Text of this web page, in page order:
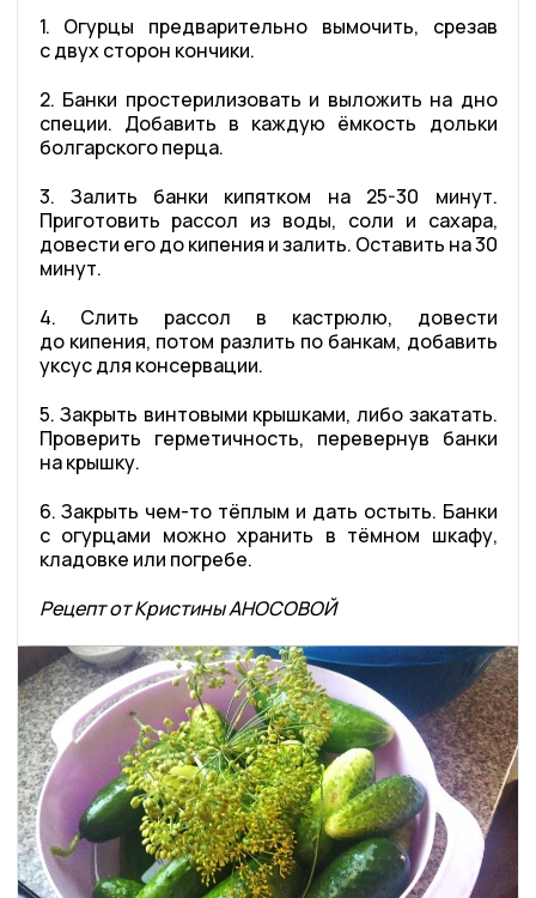
1. Огурцы предварительно вымочить, срезав
с двух сторон кончики.
2. Банки простерилизовать и выложить на дно
специи. Добавить в каждую ёмкость дольки
болгарского перца.
3. Залить банки кипятком на 25-30 минут.
Приготовить рассол из воды, соли и сахара,
довести его до кипения и залить. Оставить на 30
минут.
4. Слить рассол в кастрюлю, довести
до кипения, потом разлить по банкам, добавить
уксус для консервации.
5. Закрыть винтовыми крышками, либо закатать.
Проверить герметичность, перевернув банки
на крышку.
6. Закрыть чем-то тёплым и дать остыть. Банки
с огурцами можно хранить в тёмном шкафу,
кладовке или погребе.
Рецепт от Кристины АНОСОВОЙ